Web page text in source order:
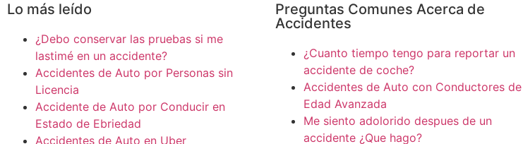
Lo más leído
¿Debo conservar las pruebas si me
lastimé en un accidente?
Accidentes de Auto por Personas sin
Licencia
Accidente de Auto por Conducir en
Estado de Ebriedad
Accidentes de Auto en Uber
Preguntas Comunes Acerca de
Accidentes
¿Cuanto tiempo tengo para reportar un
accidente de coche?
Accidentes de Auto con Conductores de
Edad Avanzada
Me siento adolorido despues de un
accidente ¿Que hago?